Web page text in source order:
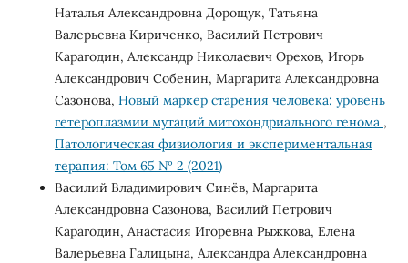
Наталья Александровна Дорощук, Татьяна
Валерьевна Кириченко, Василий Петрович
Карагодин, Александр Николаевич Орехов, Игорь
Александрович Собенин, Маргарита Александровна
Сазонова, Новый маркер старения человека: уровень
гетероплазмии мутаций митохондриального генома ,
Патологическая физиология и экспериментальная
терапия: Том 65 № 2 (2021)
Василий Владимирович Синёв, Маргарита
Александровна Сазонова, Василий Петрович
Карагодин, Анастасия Игоревна Рыжкова, Елена
Валерьевна Галицына, Александра Александровна